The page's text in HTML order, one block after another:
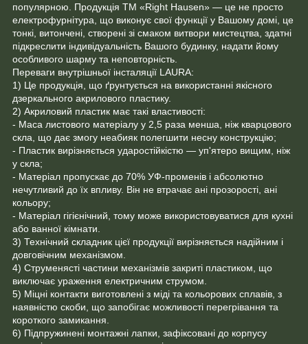
популярною. Продукція ТМ «Right Hausen» — це не просто
електрофурнітура, що виконує свої функції у Вашому домі, це
тонкі, витончені, створені зі смаком витвори мистецтва, здатні
підкреслити індивідуальність Вашого будинку, надати йому
особливого шарму та неповторність.
Переваги внутрішньої інсталяції LAURA:
1) Це продукція, що ґрунтується на використанні якісного
дзеркального акрилового пластику.
2) Акриловий пластик має такі властивості:
- Маса листового матеріалу у 2,5 раза менша, ніж кварцового
скла, що дає змогу неабияк полегшити несну конструкцію;
- Пластик вирізняється ударостійкістю — уп'ятеро вищим, ніж
у скла;
- Матеріал пропускає до 70% УФ-променів і абсолютно
нечутливий до їх впливу. Він не втрачає ані прозорості, ані
кольору;
- Матеріал гігієнічний, тому може використовуватися для кухні
або ванної кімнати.
3) Технічний складник цієї продукції вирізняється надійним і
довговічним механізмом.
4) Струменясті частини механізмів закриті пластиком, що
виключає ураження електричним струмом.
5) Міцні контакти виготовлені з міді та кольорових сплавів, з
наявністю скоби, що запобігає можливості перегрівання та
короткого замикання.
6) Підпружинені монтажні лапки, зафіксовані до корпусу